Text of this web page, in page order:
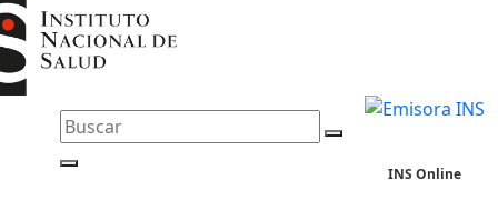
INS Online